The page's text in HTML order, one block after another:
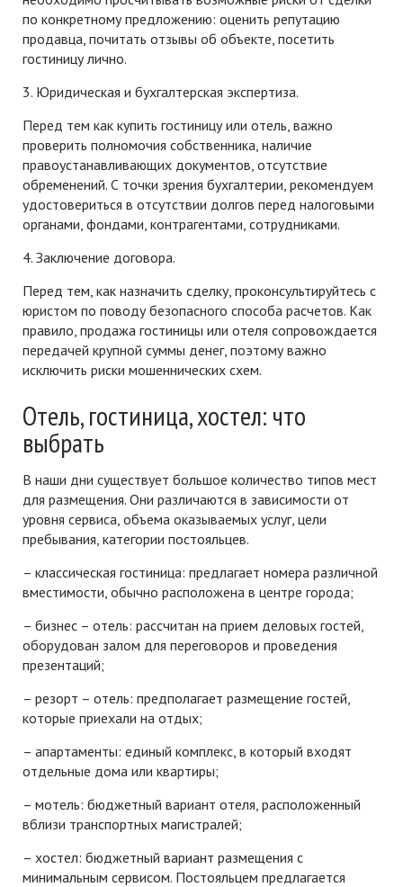
по конкретному предложению: оценить репутацию
продавца, почитать отзывы об объекте, посетить
гостиницу лично.
3. Юридическая и бухгалтерская экспертиза.
Перед тем как купить гостиницу или отель, важно
проверить полномочия собственника, наличие
правоустанавливающих документов, отсутствие
обременений. С точки зрения бухгалтерии, рекомендуем
удостовериться в отсутствии долгов перед налоговыми
органами, фондами, контрагентами, сотрудниками.
4. Заключение договора.
Перед тем, как назначить сделку, проконсультируйтесь с
юристом по поводу безопасного способа расчетов. Как
правило, продажа гостиницы или отеля сопровождается
передачей крупной суммы денег, поэтому важно
исключить риски мошеннических схем.
Отель, гостиница, хостел: что
выбрать
В наши дни существует большое количество типов мест
для размещения. Они различаются в зависимости от
уровня сервиса, объема оказываемых услуг, цели
пребывания, категории постояльцев.
– классическая гостиница: предлагает номера различной
вместимости, обычно расположена в центре города;
– бизнес – отель: рассчитан на прием деловых гостей,
оборудован залом для переговоров и проведения
презентаций;
– резорт – отель: предполагает размещение гостей,
которые приехали на отдых;
– апартаменты: единый комплекс, в который входят
отдельные дома или квартиры;
– мотель: бюджетный вариант отеля, расположенный
вблизи транспортных магистралей;
– хостел: бюджетный вариант размещения с
минимальным сервисом. Постояльцем предлагается